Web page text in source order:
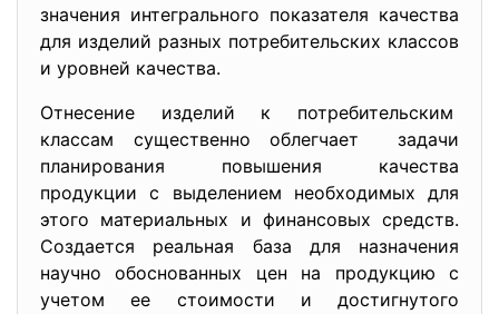
значения интегрального показателя качества
для изделий разных потребительских классов
и уровней качества.
Отнесение изделий к потребительским
классам существенно облегчает задачи
планирования повышения качества
продукции с выделением необходимых для
этого материальных и финансовых средств.
Создается реальная база для назначения
научно обоснованных цен на продукцию с
учетом ее стоимости и достигнутого